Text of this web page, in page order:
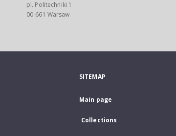
pl. Politechniki 1
00-661 Warsaw
SITEMAP
Main page
Collections